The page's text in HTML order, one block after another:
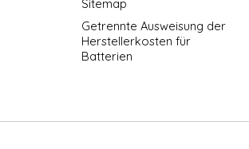
Sitemap
Getrennte Ausweisung der
Herstellerkosten für
Batterien